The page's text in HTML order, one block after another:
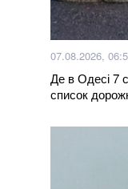
100%
Нагороджені
загиблих Героїв
Яка
здивуєтеся, але
07.08.2026,
Де в Одесі 7
список